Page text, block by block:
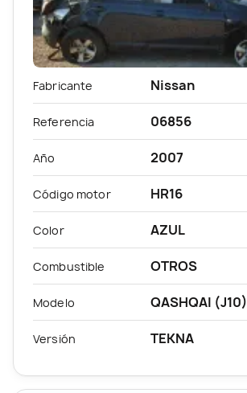
Fabricante Nissan
Referencia 06856
Año 2007
Código motor HR16
Color AZUL
Combustible OTROS
Modelo QASHQAI (J10)
Versión TEKNA